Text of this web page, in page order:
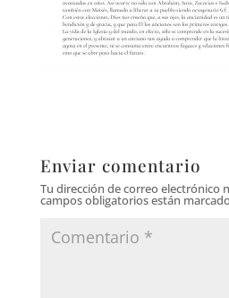
Enviar comentario
Tu dirección de correo electrónico
campos obligatorios están